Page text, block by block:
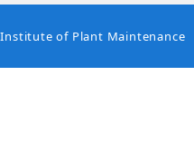
of Plant Maintenance